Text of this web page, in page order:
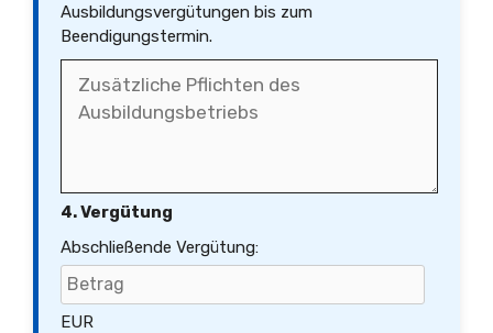
Ausbildungsvergütungen bis zum
Beendigungstermin.
4. Vergütung
Abschließende Vergütung:
EUR